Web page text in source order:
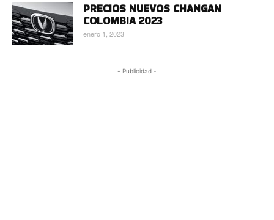
PRECIOS NUEVOS CHANGAN
COLOMBIA 2023
enero 1, 2023
- Publicidad -